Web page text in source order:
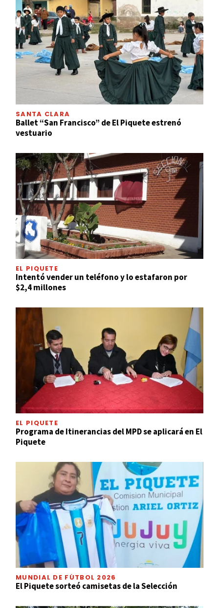
SANTA CLARA
Ballet “San Francisco” de El Piquete estrenó
vestuario
EL PIQUETE
Intentó vender un teléfono y lo estafaron por
$2,4 millones
EL PIQUETE
Programa de Itinerancias del MPD se aplicará en El
Piquete
MUNDIAL DE FÚTBOL 2026
El Piquete sorteó camisetas de la Selección